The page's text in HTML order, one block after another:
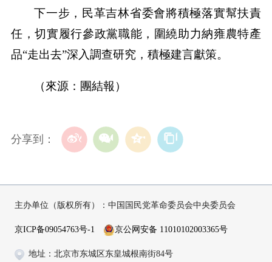
下一步，民革吉林省委會將積極落實幫扶責
任，切實履行參政黨職能，圍繞助力納雍農特產
品“走出去”深入調查研究，積極建言獻策。
（來源：團結報）
分享到：
主办单位（版权所有）：中国国民党革命委员会中央委员会
京ICP备09054763号-1 京公网安备 11010102003365号
地址：北京市东城区东皇城根南街84号